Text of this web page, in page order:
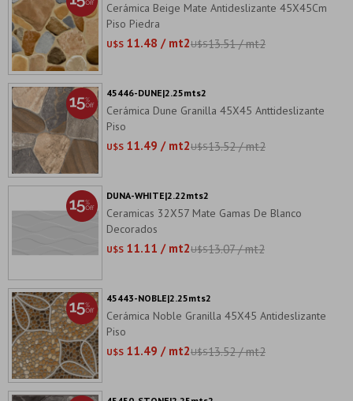
Cerámica Beige Mate Antideslizante 45X45Cm
Piso Piedra
U$S 11.48 / mt2U$S13.51 / mt2
Cerámica Dune Granilla 45X45 Anttideslizante
Piso
U$S 11.49 / mt2U$S13.52 / mt2
45446-DUNE|2.25mts2
Ceramicas 32X57 Mate Gamas De Blanco
Decorados
U$S 11.11 / mt2U$S13.07 / mt2
DUNA-WHITE|2.22mts2
Cerámica Noble Granilla 45X45 Antideslizante
Piso
U$S 11.49 / mt2U$S13.52 / mt2
45443-NOBLE|2.25mts2